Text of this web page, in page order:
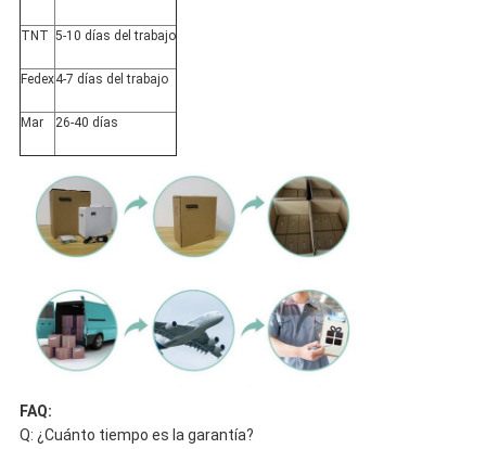
TNT 5-10 días del trabajo
Fedex4-7 días del trabajo
Mar 26-40 días
FAQ:
Q: ¿Cuánto tiempo es la garantía?